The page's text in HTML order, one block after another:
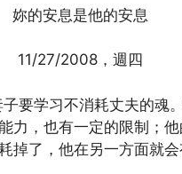
妳的安息是他的安息
11/27/2008，週四
学习不消耗丈夫的魂
力，也有一定的限制；
掉了，他在另一方面就会